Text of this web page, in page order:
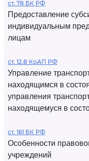
ст. 78 БК РФ
Предоставление
индивидуальным
лицам
ст. 12.8 КоАП РФ
Управление
находящимся в
управления
находящемуся в
ст. 161 БК РФ
Особенности
учреждений